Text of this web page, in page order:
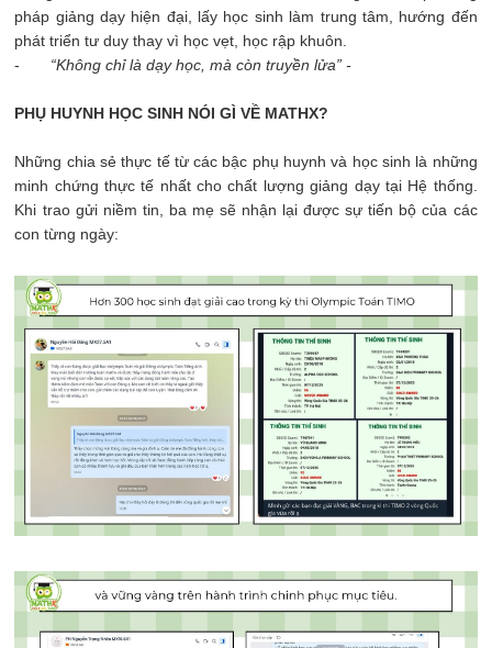
pháp giảng dạy hiện đại, lấy học sinh làm trung tâm, hướng đến
phát triển tư duy thay vì học vẹt, học rập khuôn.
- “Không chỉ là dạy học, mà còn truyền lửa” -
PHỤ HUYNH HỌC SINH NÓI GÌ VỀ MATHX?
Những chia sẻ thực tế từ các bậc phụ huynh và học sinh là những
minh chứng thực tế nhất cho chất lượng giảng dạy tại Hệ thống.
Khi trao gửi niềm tin, ba mẹ sẽ nhận lại được sự tiến bộ của các
con từng ngày: